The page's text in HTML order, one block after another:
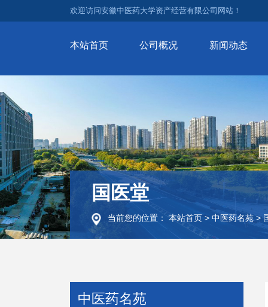
欢迎访问安徽中医药大学资产经营有限公司网站！
本站首页 公司概况 新闻动态
国医堂
当前您的位置： 本站首页> 中医药名苑>
中医药名苑